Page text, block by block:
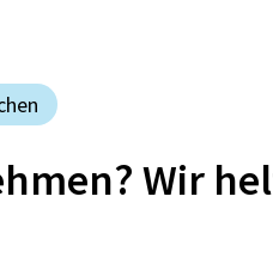
Wir